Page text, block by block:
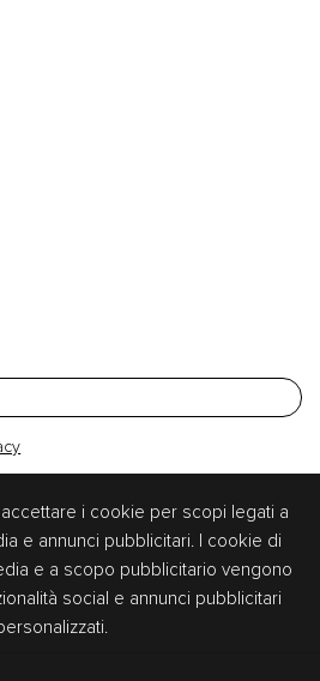
i cookie per scopi legati a
e annunci pubblicitari. I cookie di
e a scopo pubblicitario vengono
social e annunci pubblicitari